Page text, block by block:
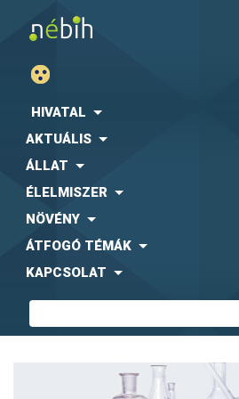
HIVATAL
AKTUÁLIS
ÁLLAT
ÉLELMISZER
NÖVÉNY
ÁTFOGÓ TÉMÁK
KAPCSOLAT